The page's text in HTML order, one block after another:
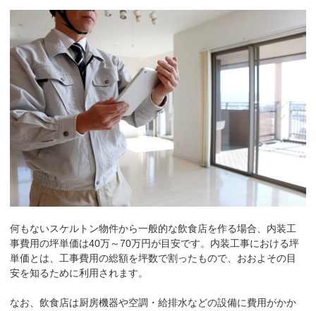
何もないスケルトン物件から一般的な飲食店を作る場合、内装工
事費用の坪単価は40万～70万円が目安です。内装工事における坪
単価とは、工事費用の総額を坪数で割ったもので、おおよその目
安を知るために利用されます。
なお、飲食店は厨房機器や空調・給排水などの設備に費用がかか